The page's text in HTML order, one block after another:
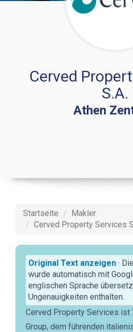
Cerved
S.A.
Athen
Startseite
Makler
Cerved Property Services
Original Text anzeigen ·
wurde automatisch mit
englischen Sprache
Ungenauigkeiten enthalten.
Cerved Property Services ist
Group, dem führenden